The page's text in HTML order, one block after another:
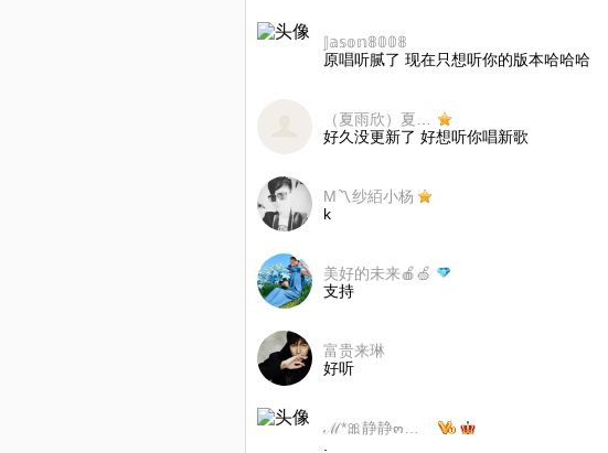
𝕁𝕒𝕤𝕠𝕟𝟠𝟘𝟘𝟠
原唱听腻了 现在只想听你的版本哈哈哈
好久没更新了 好想听你唱新歌
M〽纱絔小杨
k
美好的未来🍎🍏
支持
富贵来琳
好听